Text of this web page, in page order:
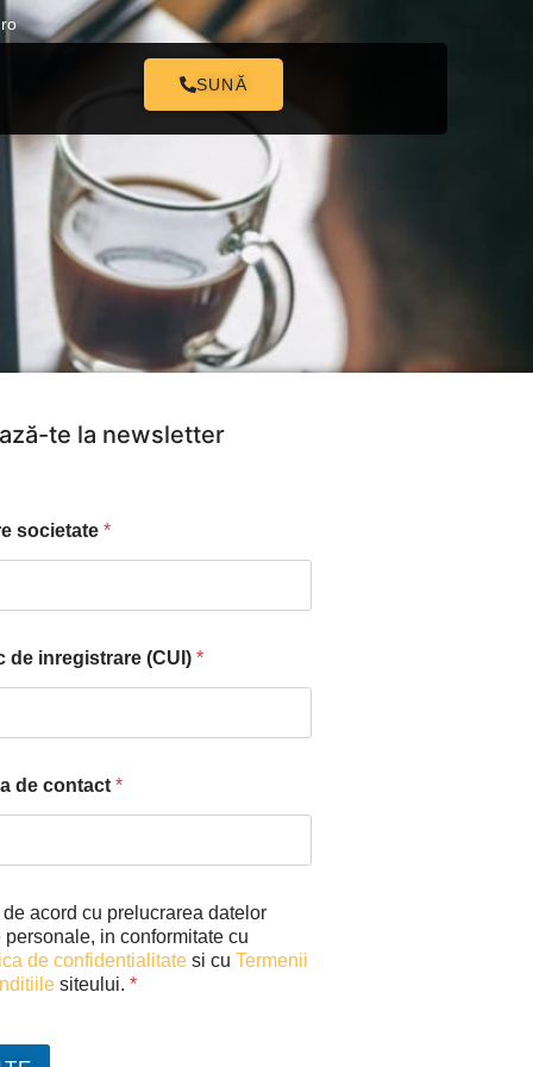
SUNĂ
te la newsletter
societate *
de inregistrare (CUI) *
de contact *
de acord cu prelucrarea datelor
personale, in conformitate cu
de confidentialitate si cu Termenii
siteului. *